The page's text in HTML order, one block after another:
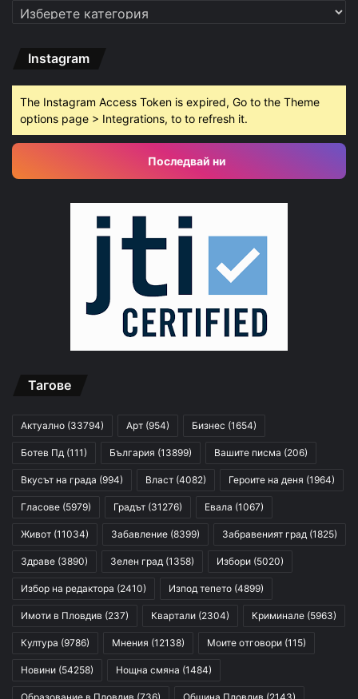
Категории
Instagram
The Instagram Access Token is expired, Go to the Theme
options page > Integrations, to to refresh it.
Последвай ни
Тагове
Актуално (33794) Арт (954) Бизнес (1654)
Ботев Пд (111) България (13899) Вашите писма (206)
Вкусът на града (994) Власт (4082) Героите на деня (1964)
Гласове (5979) Градът (31276) Евала (1067)
Живот (11034) Забавление (8399) Забравеният град (1825)
Здраве (3890) Зелен град (1358) Избори (5020)
Избор на редактора (2410) Изпод тепето (4899)
Имоти в Пловдив (237) Квартали (2304) Криминале (5963)
Култура (9786) Мнения (12138) Моите отговори (115)
Новини (54258) Нощна смяна (1484)